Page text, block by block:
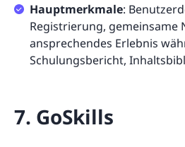
Hauptmerkmale:
Registrierung, gemeinsame
ansprechendes Erlebnis
Schulungsbericht,
7. GoSkills